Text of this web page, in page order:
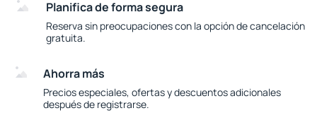
Planifica de forma segura
Reserva sin preocupaciones con la opción de cancelación
gratuita.
Ahorra más
Precios especiales, ofertas y descuentos adicionales
después de registrarse.